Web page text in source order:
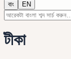
বাং
EN
টীকা